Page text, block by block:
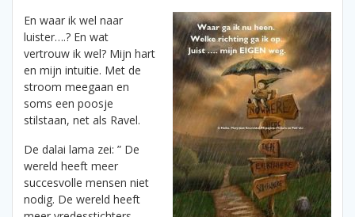
En waar ik wel naar
luister….? En wat
vertrouw ik wel? Mijn hart
en mijn intuitie. Met de
stroom meegaan en
soms een poosje
stilstaan, net als Ravel.
De dalai lama zei: ” De
wereld heeft meer
succesvolle mensen niet
nodig. De wereld heeft